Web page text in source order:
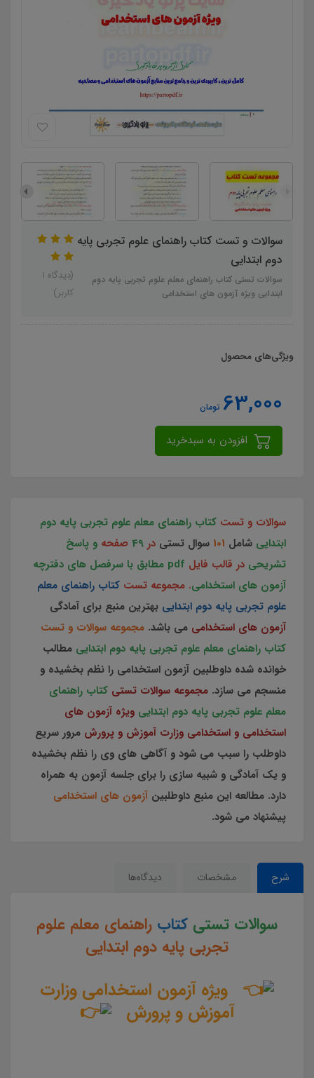
سوالات و تست کتاب راهنمای علوم تجربی پایه
دوم ابتدایی
سوالات تستی کتاب راهنمای معلم علوم تجربی پایه دوم
ابتدایی ویژه آزمون های استخدامی
(دیدگاه 1
کاربر)
ویژگی‌های محصول
63,000 تومان
سوالات و تست کتاب راهنمای معلم علوم تجربی پایه دوم
ابتدایی شامل 101 سوال تستی در 49 صفحه و پاسخ
تشریحی در قالب فایل
pdf مطابق با سرفصل های دفترچه
آزمون های استخدامی. مجموعه تست کتاب راهنمای معلم
علوم تجربی پایه دوم ابتدایی بهترین منبع برای آمادگی
آزمون های استخدامی می باشد. مجموعه سوالات و تست
کتاب راهنمای معلم علوم تجربی پایه دوم ابتدایی مطالب
خوانده شده داوطلبین آزمون استخدامی را نظم بخشیده و
منسجم می سازد. مجموعه سوالات تستی کتاب راهنمای
معلم علوم تجربی پایه دوم ابتدایی ویژه آزمون های
استخدامی و استخدامی وزارت آموزش و پرورش مرور سریع
داوطلب را سبب می شود و آگاهی های وی را نظم بخشیده
و یک آمادگی و شبیه سازی را برای جلسه آزمون به همراه
دارد. مطالعه این منبع داوطلبین آزمون های استخدامی
پیشنهاد می شود.
شرح مشخصات دیدگاه‌ها
سوالات تستی کتاب راهنمای معلم علوم
تجربی پایه دوم ابتدایی
ویژه آزمون استخدامی وزارت
آموزش و پرورش